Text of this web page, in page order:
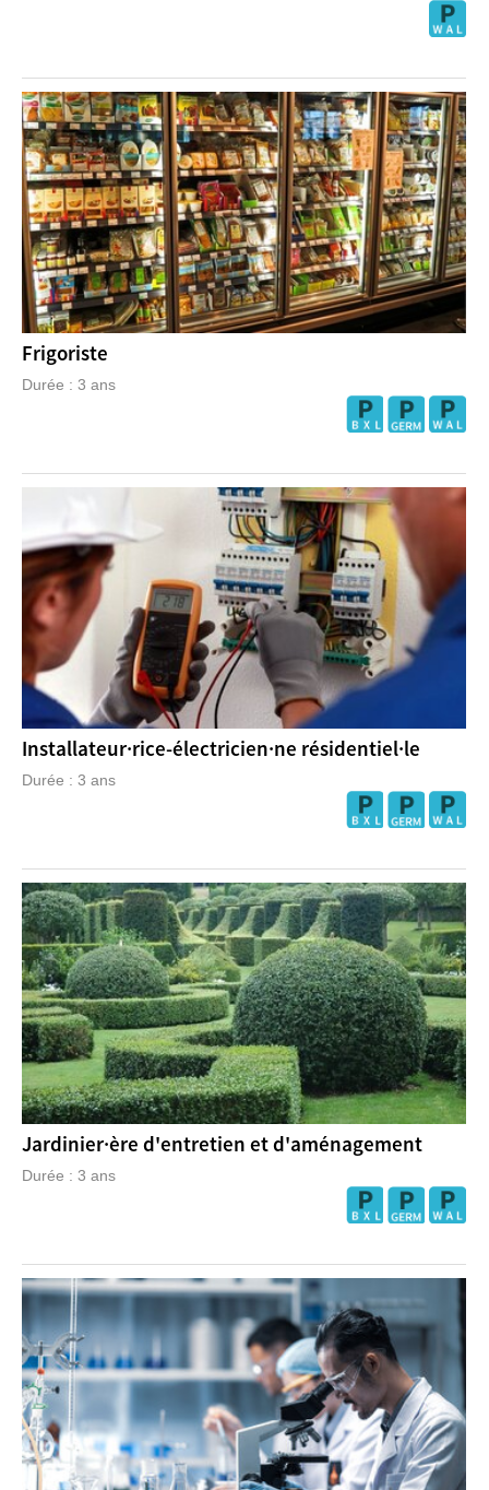
Frigoriste
Durée : 3 ans
Installateur·rice-électricien·ne résidentiel·le
Durée : 3 ans
Jardinier·ère d'entretien et d'aménagement
Durée : 3 ans